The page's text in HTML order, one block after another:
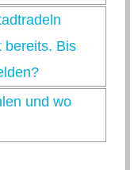
bereits. Bis
und wo